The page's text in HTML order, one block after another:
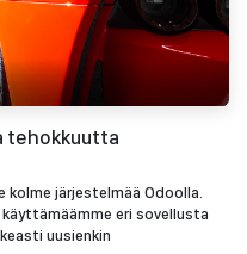
tehokkuutta
kolme järjestelmää Odoolla.
eri sovellusta
uusienkin